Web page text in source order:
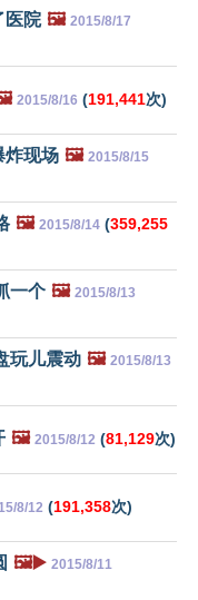
医院 🖼️ 2015/8/17
2015/8/16 (191,441次)
炸现场 🖼️ 2015/8/15
🖼️ 2015/8/14 (359,255
一个 🖼️ 2015/8/13
玩儿震动 🖼️ 2015/8/13
🖼️ 2015/8/12 (81,129次)
8/12 (191,358次)
🖼️▶️ 2015/8/11